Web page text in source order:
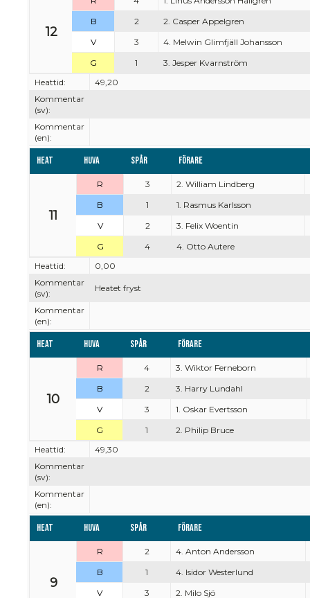
12
B
2
2. Casper Appelgren
V
3
4. Melwin Glimfjäll Johansson
G
1
3. Jesper Kvarnström
Heattid:
49,20
Kommentar
(sv):
Kommentar
(en):
Heat Huva Spår Förare
11
R 3
2. William Lindberg
B
1
1. Rasmus Karlsson
V
2
3. Felix Woentin
G
4
4. Otto Autere
Heattid:
0,00
Kommentar
(sv):
Heatet fryst
Kommentar
(en):
Heat Huva Spår Förare
10
R 4
3. Wiktor Ferneborn
B
2
3. Harry Lundahl
V
3
1. Oskar Evertsson
G
1
2. Philip Bruce
Heattid:
49,30
Kommentar
(sv):
Kommentar
(en):
Heat Huva Spår Förare
9
R 2
4. Anton Andersson
B
1
4. Isidor Westerlund
V
3
2. Milo Sjö